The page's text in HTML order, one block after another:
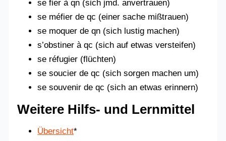
se fier à qn (sich jmd. anvertrauen)
se méfier de qc (einer sache mißtrauen)
se moquer de qn (sich lustig machen)
s’obstiner à qc (sich auf etwas versteifen)
se réfugier (flüchten)
se soucier de qc (sich sorgen machen um)
se souvenir de qc (sich an etwas erinnern)
Weitere Hilfs- und Lernmittel
Übersicht*